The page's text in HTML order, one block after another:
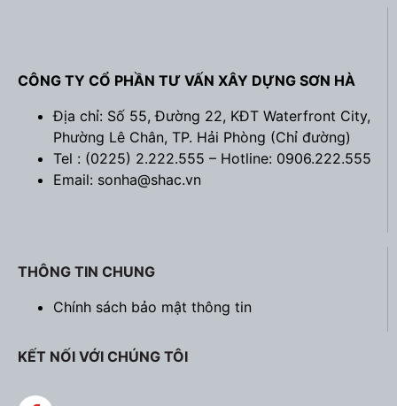
CÔNG TY CỔ PHẦN TƯ VẤN XÂY DỰNG SƠN HÀ
Địa chỉ: Số 55, Đường 22, KĐT Waterfront City,
Phường Lê Chân, TP. Hải Phòng (Chỉ đường)
Tel : (0225) 2.222.555 – Hotline: 0906.222.555
Email: sonha@shac.vn
THÔNG TIN CHUNG
Chính sách bảo mật thông tin
KẾT NỐI VỚI CHÚNG TÔI